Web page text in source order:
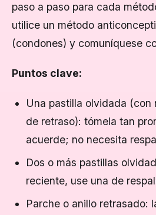
paso a paso para cada
utilice un método
(condones) y comuníquese
Puntos clave:
Una pastilla olvidada (con
de retraso): tómela tan
acuerde; no necesita
Dos o más pastillas
reciente, use una de
Parche o anillo retrasado: